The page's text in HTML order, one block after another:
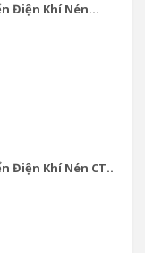
Điện Khí Nén...
Điện Khí Nén CT...